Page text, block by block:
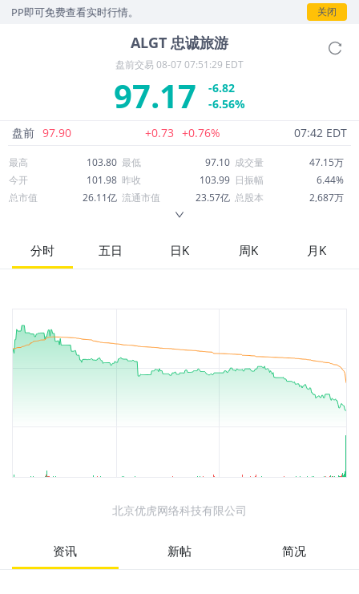
可免费查看实时行情。 关闭
ALGT 忠诚旅游
盘前交易 08-07 07:51:29 EDT
97.17
-6.82
-6.56%
盘前 97.90 +0.73 +0.76% 07:42 EDT
最高 103.80 最低 97.10 成交量
47.15万
今开
101.98 昨收 103.99 日振幅
6.44%
总市值
26.11亿 流通市值 23.57亿 总股本
2,687万
52周最高
123.63 市盈率
74.06
股息
分时 五日 日K 周K 月K
北京优虎网络科技有限公司
资讯 新帖 简况